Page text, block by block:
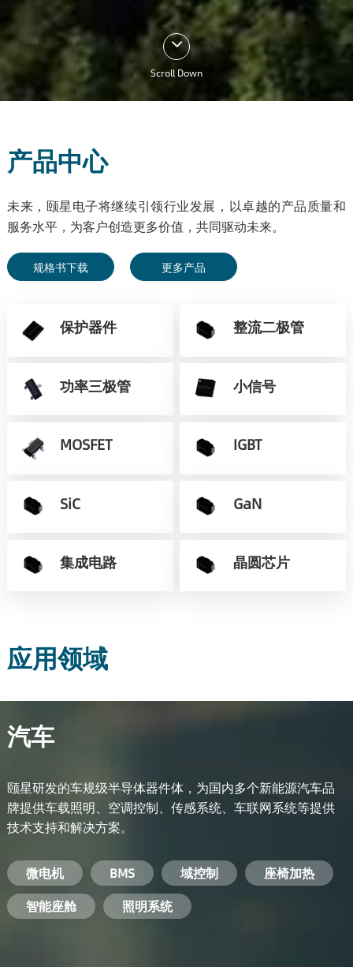
Scroll Down
产品中心
未来，颐星电子将继续引领行业发展，以卓越的产品质量和
服务水平，为客户创造更多价值，共同驱动未来。
规格书下载 更多产品
保护器件 整流二极管
功率三极管 小信号
MOSFET IGBT
SiC GaN
集成电路 晶圆芯片
应用领域
汽车
颐星研发的车规级半导体器件体，为国内多个新能源汽车品
牌提供车载照明、空调控制、传感系统、车联网系统等提供
技术支持和解决方案。
微电机 BMS 域控制
座椅加热
智能座舱
照明系统
电池管理系统
储能逆变器
工业电焊机 变频器
电机驱动
安防摄像头
开关电源 手机充电器
服务器电源
PC电源
电脑 手机 基站 机顶盒
智能农业 智能医疗
智能交通
智能家居